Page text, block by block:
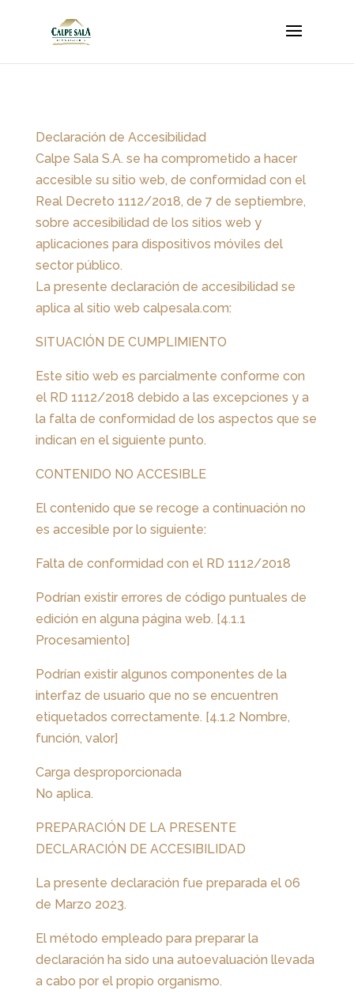
Declaración de Accesibilidad
Calpe Sala S.A. se ha comprometido a hacer
accesible su sitio web, de conformidad con el
Real Decreto 1112/2018, de 7 de septiembre,
sobre accesibilidad de los sitios web y
aplicaciones para dispositivos móviles del
sector público.
La presente declaración de accesibilidad se
aplica al sitio web calpesala.com:
SITUACIÓN DE CUMPLIMIENTO
Este sitio web es parcialmente conforme con
el RD 1112/2018 debido a las excepciones y a
la falta de conformidad de los aspectos que se
indican en el siguiente punto.
CONTENIDO NO ACCESIBLE
El contenido que se recoge a continuación no
es accesible por lo siguiente:
Falta de conformidad con el RD 1112/2018
Podrían existir errores de código puntuales de
edición en alguna página web. [4.1.1
Procesamiento]
Podrían existir algunos componentes de la
interfaz de usuario que no se encuentren
etiquetados correctamente. [4.1.2 Nombre,
función, valor]
Carga desproporcionada
No aplica.
PREPARACIÓN DE LA PRESENTE
DECLARACIÓN DE ACCESIBILIDAD
La presente declaración fue preparada el 06
de Marzo 2023.
El método empleado para preparar la
declaración ha sido una autoevaluación llevada
a cabo por el propio organismo.